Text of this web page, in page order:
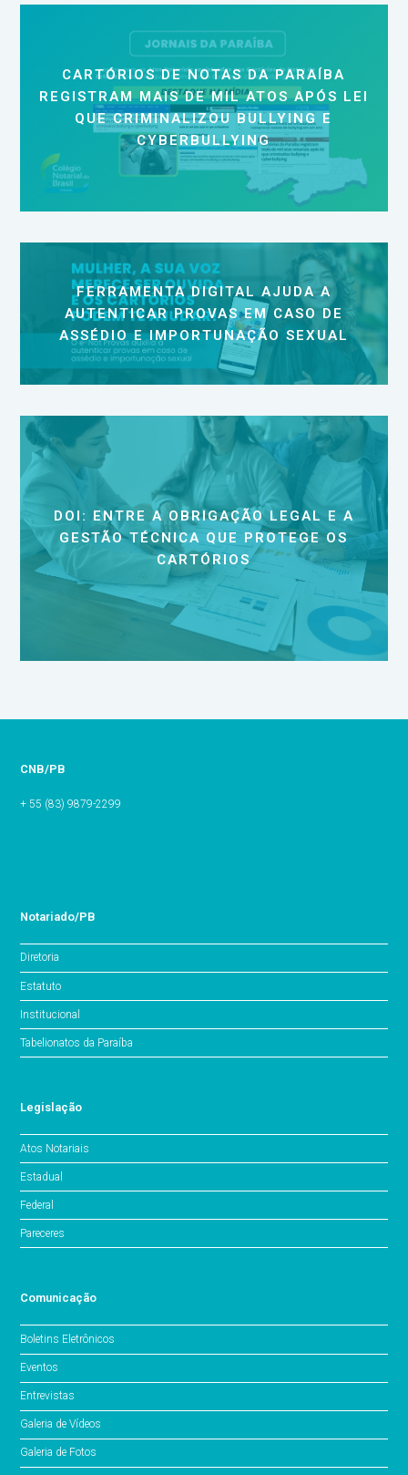
CARTÓRIOS DE NOTAS DA PARAÍBA
REGISTRAM MAIS DE MIL ATOS APÓS LEI
QUE CRIMINALIZOU BULLYING E
CYBERBULLYING
FERRAMENTA DIGITAL AJUDA A
AUTENTICAR PROVAS EM CASO DE
ASSÉDIO E IMPORTUNAÇÃO SEXUAL
DOI: ENTRE A OBRIGAÇÃO LEGAL E A
GESTÃO TÉCNICA QUE PROTEGE OS
CARTÓRIOS
CNB/PB
+ 55 (83) 9879-2299
Notariado/PB
Diretoria
Estatuto
Institucional
Tabelionatos da Paraíba
Legislação
Atos Notariais
Estadual
Federal
Pareceres
Comunicação
Boletins Eletrônicos
Eventos
Entrevistas
Galeria de Vídeos
Galeria de Fotos